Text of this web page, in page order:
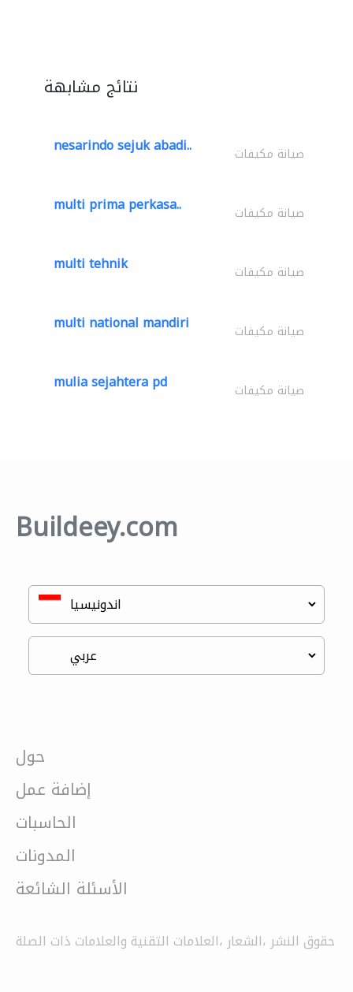
نتائج مشابهة
nesarindo sejuk abadi.. صيانة مكيفات
multi prima perkasa.. صيانة مكيفات
multi tehnik صيانة مكيفات
multi national mandiri صيانة مكيفات
mulia sejahtera pd صيانة مكيفات
Buildeey.com
حول
إضافة عمل
الحاسبات
المدونات
الأسئلة الشائعة
حقوق النشر ،الشعار ،العلامات التقنية والعلامات ذات الصلة